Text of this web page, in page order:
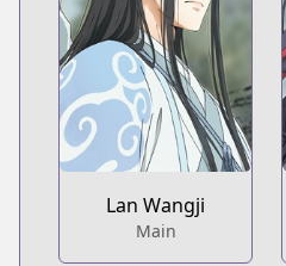
Lan Wangji
Main